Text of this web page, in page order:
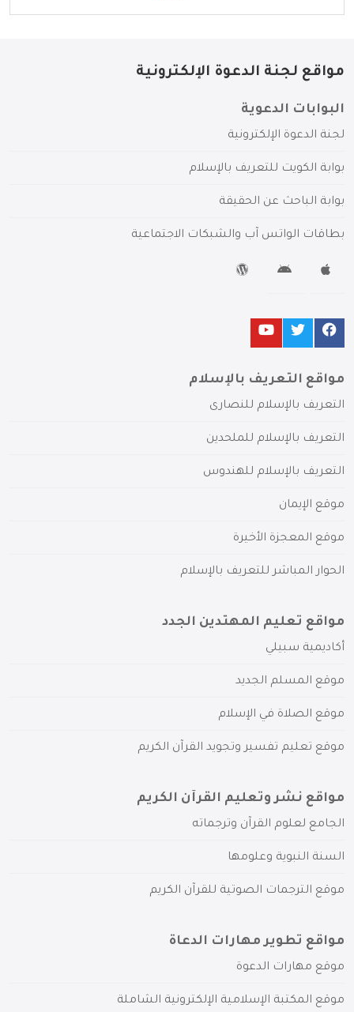
مواقع لجنة الدعوة الإلكترونية
البوابات الدعوية
لجنة الدعوة الإلكترونية
بوابة الكويت للتعريف بالإسلام
بوابة الباحث عن الحقيقة
بطاقات الواتس آب والشبكات الاجتماعية
مواقع التعريف بالإسلام
التعريف بالإسلام للنصارى
التعريف بالإسلام للملحدين
التعريف بالإسلام للهندوس
موقع الإيمان
موقع المعجزة الأخيرة
الحوار المباشر للتعريف بالإسلام
مواقع تعليم المهتدين الجدد
أكاديمية سبيلي
موقع المسلم الجديد
موقع الصلاة في الإسلام
موقع تعليم تفسير وتجويد القرآن الكريم
مواقع نشر وتعليم القرآن الكريم
الجامع لعلوم القرآن وترجماته
السنة النبوية وعلومها
موقع الترجمات الصوتية للقرآن الكريم
مواقع تطوير مهارات الدعاة
موقع مهارات الدعوة
موقع المكتبة الإسلامية الإلكترونية الشاملة